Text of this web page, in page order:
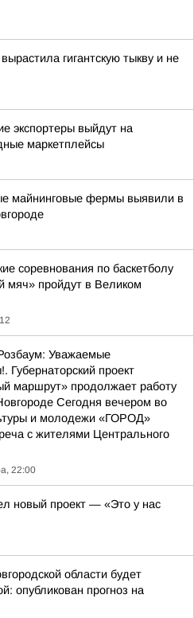
гигантскую тыкву и не
экспортеры выйдут на
маркетплейсы
майнинговые фермы выявили в
соревнования по баскетболу
мяч» пройдут в Великом
Уважаемые
Губернаторский проект
маршрут» продолжает работу
Сегодня вечером во
и молодежи «ГОРОД»
с жителями Центрального
22:00
новый проект — «Это у нас
области будет
опубликован прогноз на